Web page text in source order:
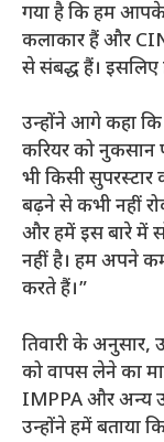
गया है कि हम आपके
कलाकार हैं और
से संबद्ध हैं। इसलिए
उन्होंने आगे कहा कि
करियर को नुकसान
भी किसी
बढ़ने से कभी नहीं
और हमें इस बारे में
नहीं है। हम अपने
करते हैं।”
तिवारी के अनुसार,
को वापस लेने का
IMPPA और अन्य
उन्होंने हमें बताया